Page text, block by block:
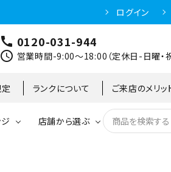
ログイン
call 0120-031-944
schedule 営業時間-9:00～18:00（定休日-日曜・祝
ランクについて ご来店のメリッ
店舗から選ぶ